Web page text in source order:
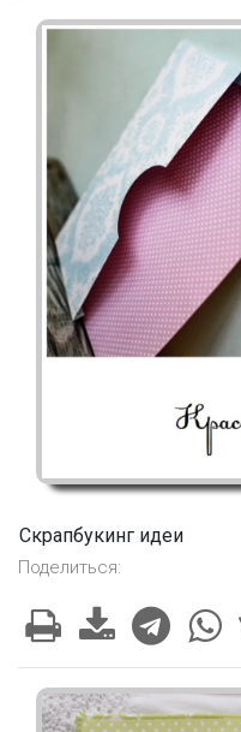
Скрапбукинг идеи
Поделиться: